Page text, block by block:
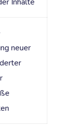
neuer